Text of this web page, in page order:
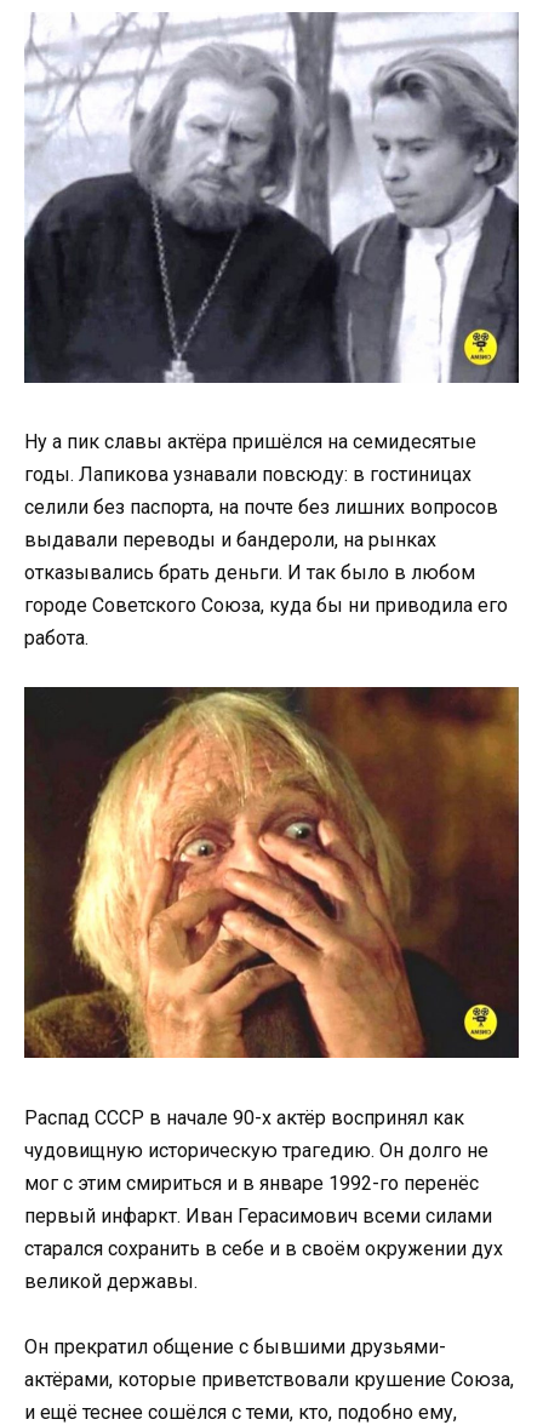
Ну а пик славы актёра пришёлся на семидесятые
годы. Лапикова узнавали повсюду: в гостиницах
селили без паспорта, на почте без лишних вопросов
выдавали переводы и бандероли, на рынках
отказывались брать деньги. И так было в любом
городе Советского Союза, куда бы ни приводила его
работа.
Распад СССР в начале 90-х актёр воспринял как
чудовищную историческую трагедию. Он долго не
мог с этим смириться и в январе 1992-го перенёс
первый инфаркт. Иван Герасимович всеми силами
старался сохранить в себе и в своём окружении дух
великой державы.
Он прекратил общение с бывшими друзьями-
актёрами, которые приветствовали крушение Союза,
и ещё теснее сошёлся с теми, кто, подобно ему,